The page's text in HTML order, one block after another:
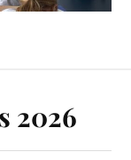
2026